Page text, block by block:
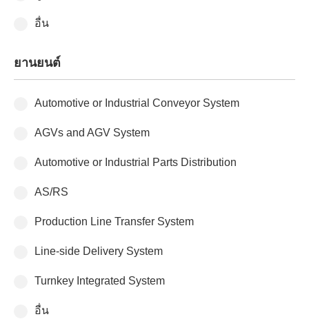
อื่น
ยานยนต์
Automotive or Industrial Conveyor System
AGVs and AGV System
Automotive or Industrial Parts Distribution
AS/RS
Production Line Transfer System
Line-side Delivery System
Turnkey Integrated System
อื่น